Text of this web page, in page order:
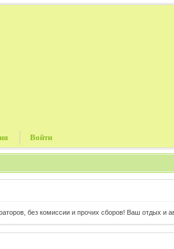
Войти
без комиссии и прочих сборов! Ваш отдых и